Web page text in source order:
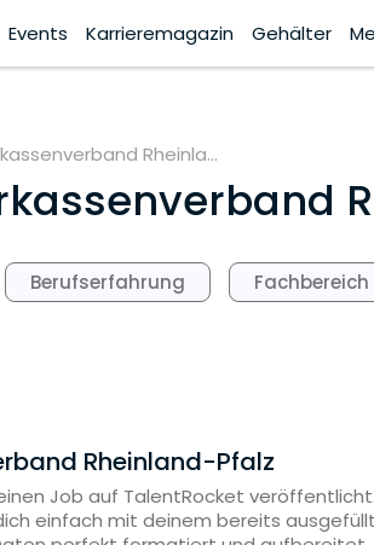
Events Karrieremagazin Gehälter
Rheinla...
Berufserfahrung Fachbereich
Rheinland-Pfalz
Job auf TalentRocket
einfach mit deinem bereits